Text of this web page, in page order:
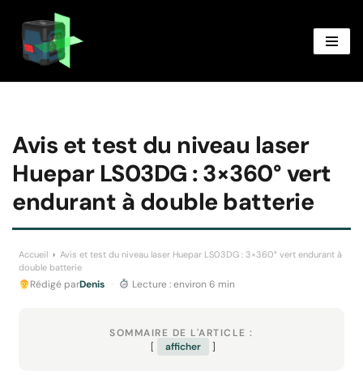
Aller
Avis et test du niveau laser
Huepar LS03DG : 3×360° vert
endurant à double batterie
Accueil › Avis et test du niveau laser Huepar LS03DG : 3×360° vert endurant à
double batterie
Rédigé parDenis · Lecture : environ 6 min
SOMMAIRE DE L'ARTICLE :
afficher